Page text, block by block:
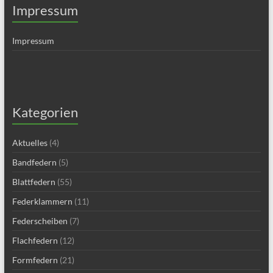
Impressum
Impressum
Kategorien
Aktuelles(4)
Bandfedern (5)
Blattfedern (55)
Federklammern (11)
Federscheiben (7)
Flachfedern (12)
Formfedern (21)